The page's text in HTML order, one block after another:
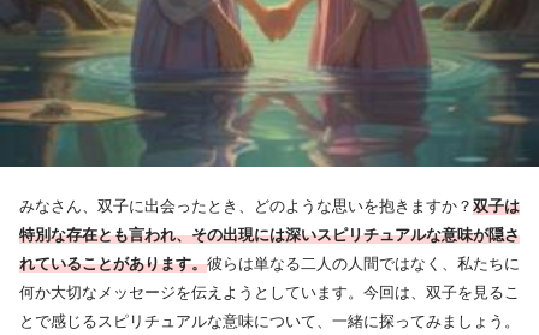
みなさん、双子に出会ったとき、どのような思いを抱きますか？ 双子は
特別な存在とも言われ、その出現には深いスピリチュアルな意味が隠さ
れていることがあります。彼らは単なる二人の人間ではなく、私たちに
何か大切なメッセージを伝えようとしています。今回は、双子を見るこ
とで感じるスピリチュアルな意味について、一緒に探ってみましょう。